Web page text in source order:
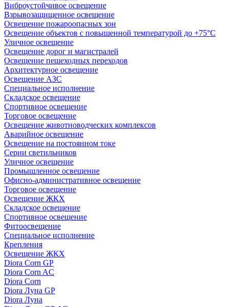
Виброустойчивое освещение
Взрывозащищенное освещение
Освещение пожароопасных зон
Освещение объектов с повышенной температурой до +75°C
Уличное освещение
Освещение дорог и магистралей
Освещение пешеходных переходов
Архитектурное освещение
Освещение АЗС
Специальное исполнение
Складское освещение
Спортивное освещение
Торговое освещение
Освещение животноводческих комплексов
Аварийное освещение
Освещение на постоянном токе
Серии светильников
Уличное освещение
Промышленное освещение
Офисно-административное освещение
Торговое освещение
Освещение ЖКХ
Складское освещение
Спортивное освещение
Фитоосвещение
Специальное исполнение
Крепления
Освещение ЖКХ
Diora Corn GP
Diora Corn AC
Diora Corn
Diora Луна GP
Diora Луна